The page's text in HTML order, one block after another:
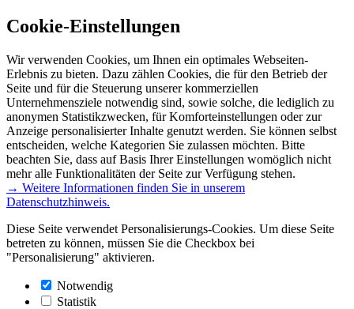
Cookie-Einstellungen
Wir verwenden Cookies, um Ihnen ein optimales Webseiten-
Erlebnis zu bieten. Dazu zählen Cookies, die für den Betrieb der
Seite und für die Steuerung unserer kommerziellen
Unternehmensziele notwendig sind, sowie solche, die lediglich zu
anonymen Statistikzwecken, für Komforteinstellungen oder zur
Anzeige personalisierter Inhalte genutzt werden. Sie können selbst
entscheiden, welche Kategorien Sie zulassen möchten. Bitte
beachten Sie, dass auf Basis Ihrer Einstellungen womöglich nicht
mehr alle Funktionalitäten der Seite zur Verfügung stehen.
→ Weitere Informationen finden Sie in unserem
Datenschutzhinweis.
Diese Seite verwendet Personalisierungs-Cookies. Um diese Seite
betreten zu können, müssen Sie die Checkbox bei
"Personalisierung" aktivieren.
Notwendig
Statistik